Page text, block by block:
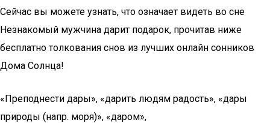
Сейчас вы можете узнать, что означает видеть во сне
Незнакомый мужчина дарит подарок, прочитав ниже
бесплатно толкования снов из лучших онлайн сонников
Дома Солнца!
«Преподнести дары», «дарить людям радость», «дары
природы (напр. моря)», «даром»,